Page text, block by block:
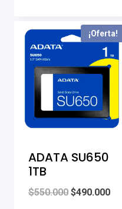
¡Oferta!
ADATA SU650
1TB
$550.000 Original
$490.000